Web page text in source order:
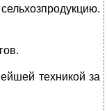
техникой за